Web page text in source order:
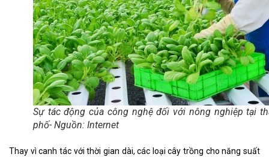
Sự tác động của công nghệ đối với nông nghiệp tại
phố- Nguồn: Internet
Thay vì canh tác với thời gian dài, các loại cây trồng cho năng suất